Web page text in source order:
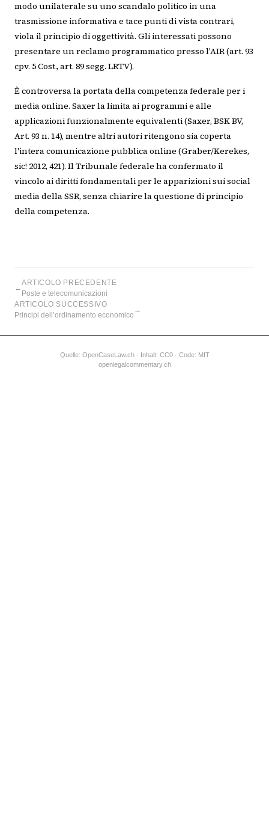
modo unilaterale su uno scandalo politico in una
trasmissione informativa e tace punti di vista contrari,
viola il principio di oggettività. Gli interessati possono
presentare un reclamo programmatico presso l'AIR (art. 93
cpv. 5 Cost., art. 89 segg. LRTV).
È controversa la portata della competenza federale per i
media online. Saxer la limita ai programmi e alle
applicazioni funzionalmente equivalenti (Saxer, BSK BV,
Art. 93 n. 14), mentre altri autori ritengono sia coperta
l'intera comunicazione pubblica online (Graber/Kerekes,
sic! 2012, 421). Il Tribunale federale ha confermato il
vincolo ai diritti fondamentali per le apparizioni sui social
media della SSR, senza chiarire la questione di principio
della competenza.
←
ARTICOLO PRECEDENTE
Poste e telecomunicazioni
ARTICOLO SUCCESSIVO
Principi dell’ordinamento economico
→
Quelle: OpenCaseLaw.ch· Inhalt: CC0 · Code: MIT
openlegalcommentary.ch